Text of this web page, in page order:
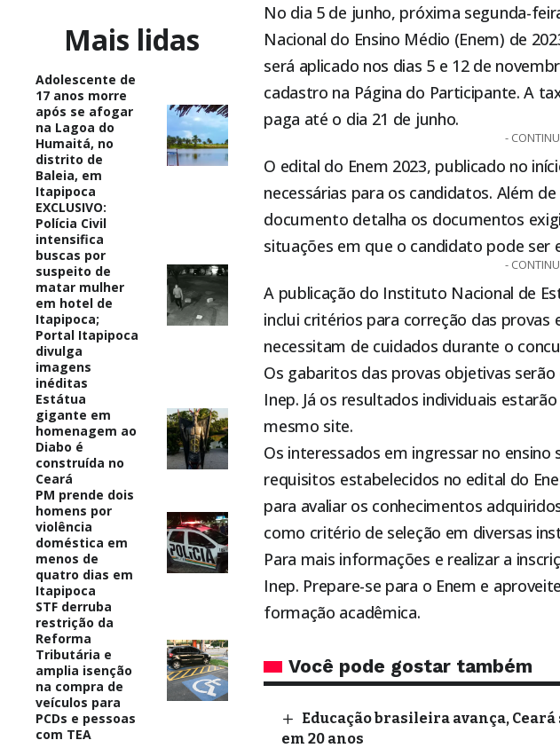
Mais lidas
Adolescente de
17 anos morre
após se afogar
na Lagoa do
Humaitá, no
distrito de
Baleia, em
Itapipoca
EXCLUSIVO:
Polícia Civil
intensifica
buscas por
suspeito de
matar mulher
em hotel de
Itapipoca;
Portal Itapipoca
divulga
imagens
inéditas
Estátua
gigante em
homenagem ao
Diabo é
construída no
Ceará
PM prende dois
homens por
violência
doméstica em
menos de
quatro dias em
Itapipoca
STF derruba
restrição da
Reforma
Tributária e
amplia isenção
na compra de
veículos para
PCDs e pessoas
com TEA
No dia 5 de junho, próxima segunda-
Nacional do Ensino Médio (Enem) de
será aplicado nos dias 5 e 12 de
cadastro na Página do Participante. A
paga até o dia 21 de junho.
-
O edital do Enem 2023, publicado no
necessárias para os candidatos. Além
documento detalha os documentos
situações em que o candidato pode ser
-
A publicação do Instituto Nacional de
inclui critérios para correção das
necessitam de cuidados durante o
Os gabaritos das provas objetivas
Inep. Já os resultados individuais
mesmo site.
Os interessados em ingressar no
requisitos estabelecidos no edital do
para avaliar os conhecimentos
como critério de seleção em diversas
Para mais informações e realizar a
Inep. Prepare-se para o Enem e
formação acadêmica.
Você pode gostar também
Educação brasileira avança,
em 20 anos